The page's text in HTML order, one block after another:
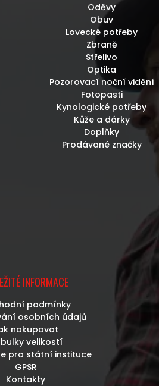
Oděvy
Obuv
Lovecké potřeby
Zbraně
Střelivo
Optika
Pozorovací noční vidění
Fotopasti
Kynologické potřeby
Kůže a dárky
Doplňky
Prodávané značky
INFORMACE
podmínky
osobních údajů
nakupovat
velikostí
pro státní instituce
GPSR
Kontakty